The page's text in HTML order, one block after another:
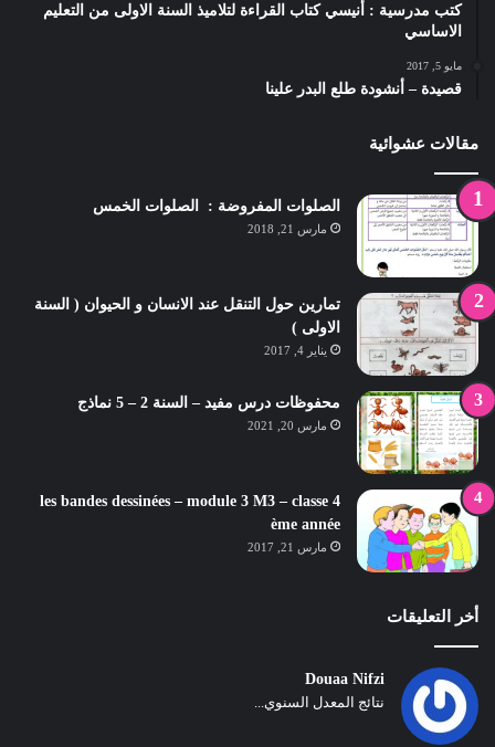
كتب مدرسية : أنيسي كتاب القراءة لتلاميذ السنة الاولى من التعليم
الاساسي
مايو 5, 2017
قصيدة – أنشودة طلع البدر علينا
مقالات عشوائية
الصلوات المفروضة : الصلوات الخمس
مارس 21, 2018
تمارين حول التنقل عند الانسان و الحيوان ( السنة
الاولى )
يناير 4, 2017
محفوظات درس مفيد – السنة 2 – 5 نماذج
مارس 20, 2021
les bandes dessinées – module 3 M3 – classe 4
ème année
مارس 21, 2017
أخر التعليقات
Douaa Nifzi
نتائج المعدل السنوي...